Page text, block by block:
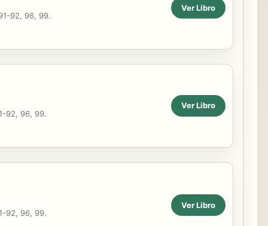
92, 96, 99.
Ver Libro
92, 96, 99.
Ver Libro
92, 96, 99.
Ver Libro